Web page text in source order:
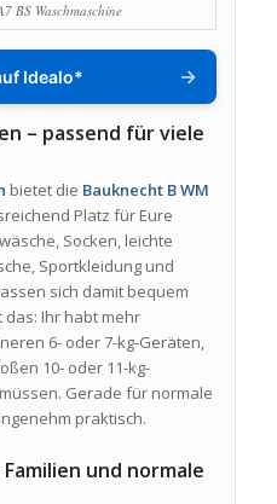
BS Waschmaschine
Idealo* →
– passend für viele
bietet die Bauknecht B WM
Platz für Eure
Socken, leichte
Sportkleidung und
sich damit bequem
das: Ihr habt mehr
6- oder 7-kg-Geräten,
10- oder 11-kg-
Gerade für normale
praktisch.
und normale